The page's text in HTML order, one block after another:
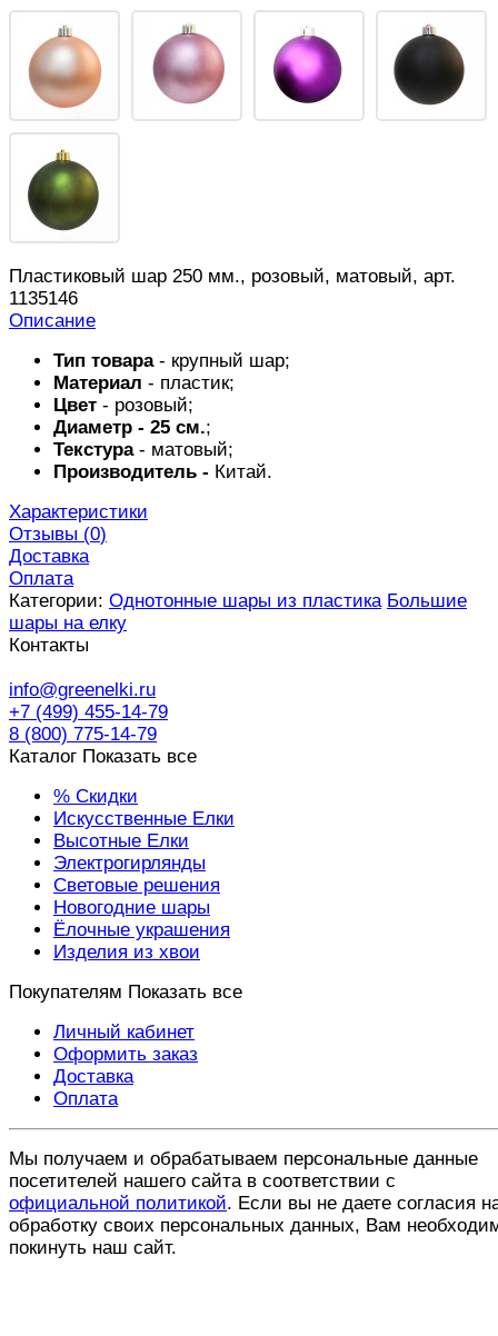
Пластиковый шар 250 мм., розовый, матовый, арт.
1135146
Описание
Тип товара - крупный шар;
Материал - пластик;
Цвет - розовый;
Диаметр - 25 см.;
Текстура - матовый;
Производитель - Китай.
Характеристики
Отзывы (0)
Доставка
Оплата
Категории: Однотонные шары из пластика Большие
шары на елку
Контакты
info@greenelki.ru
+7 (499) 455-14-79
8 (800) 775-14-79
Каталог Показать все
% Скидки
Искусственные Елки
Высотные Елки
Электрогирлянды
Световые решения
Новогодние шары
Ёлочные украшения
Изделия из хвои
Покупателям Показать все
Личный кабинет
Оформить заказ
Доставка
Оплата
Мы получаем и обрабатываем персональные данные
посетителей нашего сайта в соответствии с
официальной политикой. Если вы не даете согласия
обработку своих персональных данных, Вам
покинуть наш сайт.